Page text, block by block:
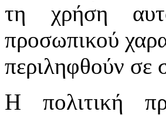
τη χρήση
προσωπικού
περιληφθούν σε
Η πολιτική